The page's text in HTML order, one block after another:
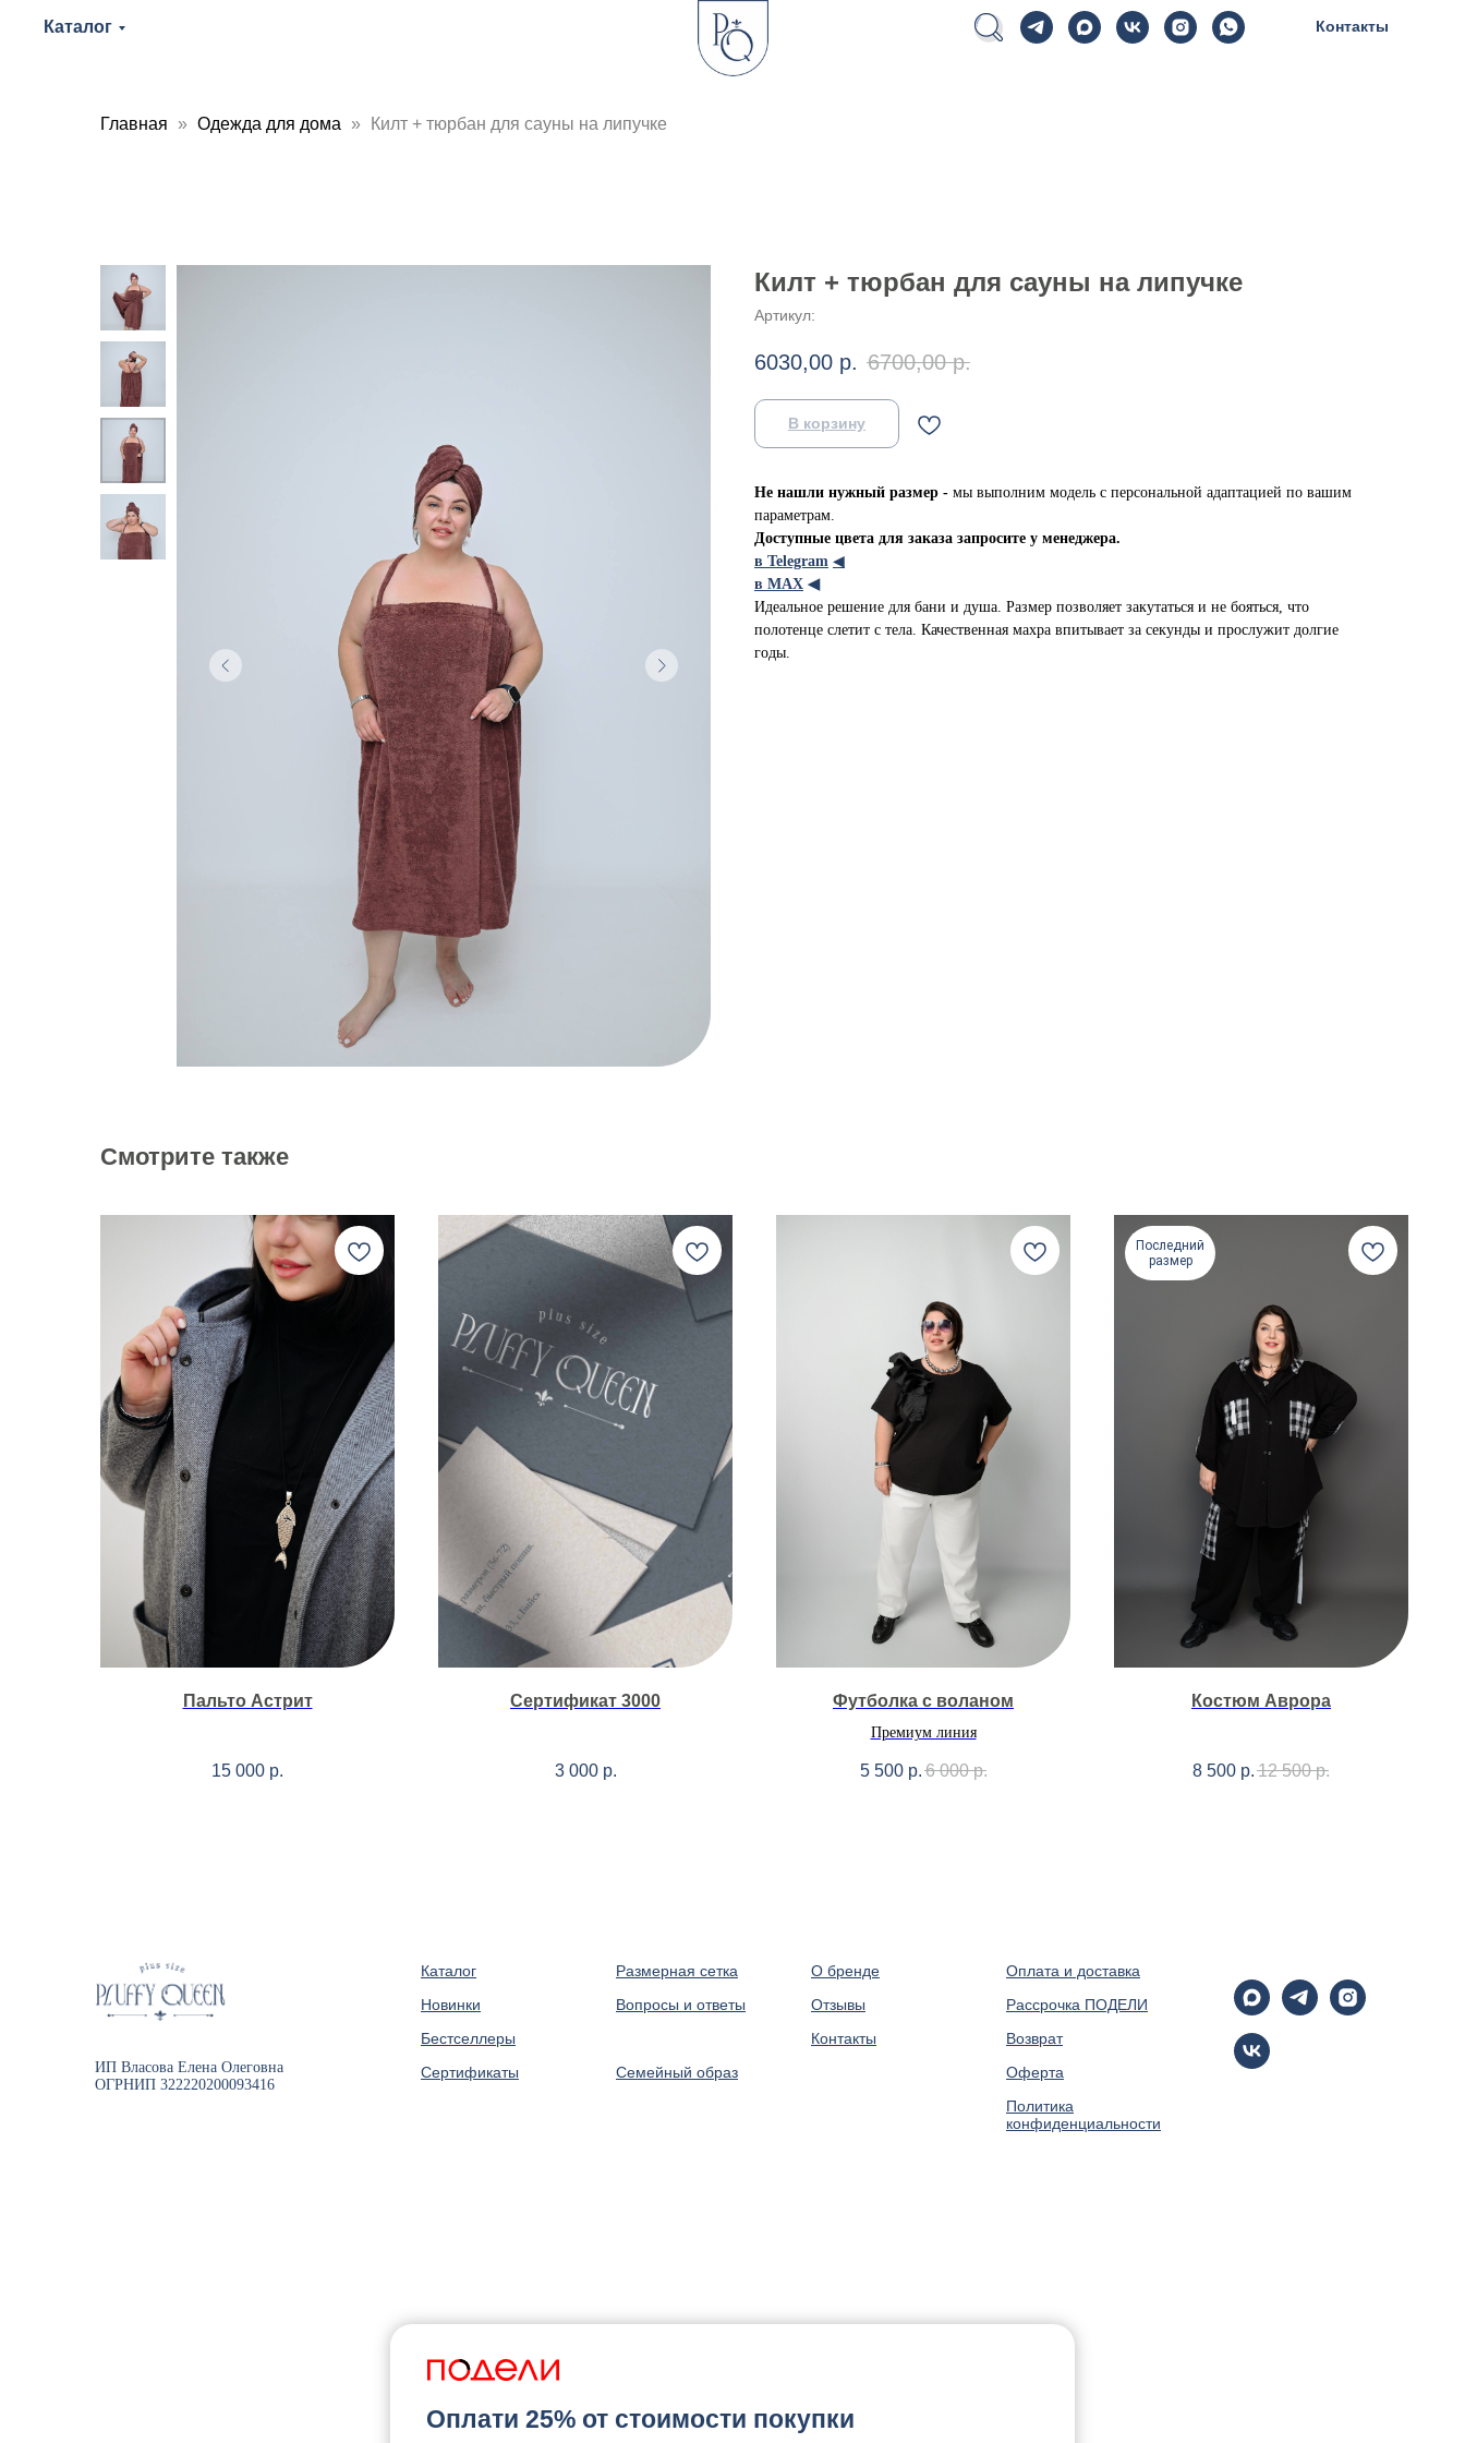
Каталог Контакты
Главная Одежда для дома Килт + тюрбан для сауны на липучке
Килт + тюрбан для сауны на липучке
Артикул:
6030,00 р. 6700,00 р.
В корзину
Не нашли нужный размер - мы выполним модель с персональной адаптацией по вашим
параметрам.
Доступные цвета для заказа запросите у менеджера.
в Telegram ◀
в МАХ ◀
Идеальное решение для бани и душа. Размер позволяет закутаться и не бояться, что
полотенце слетит с тела. Качественная махра впитывает за секунды и прослужит долгие
годы.
Смотрите также
Пальто Астрит
15 000 р.
Сертификат 3000
3 000 р.
Футболка с воланом
Премиум линия
5 500 р. 6 000 р.
Последний
размер
Костюм Аврора
8 500 р. 12 500 р.
ИП Власова Елена Олеговна
ОГРНИП 322220200093416
Каталог
Новинки
Бестселлеры
Сертификаты
Размерная сетка
Вопросы и ответы
Семейный образ
О бренде
Отзывы
Контакты
Оплата и доставка
Рассрочка ПОДЕЛИ
Возврат
Оферта
Политика
конфиденциальности
Оплати 25% от стоимости покупки